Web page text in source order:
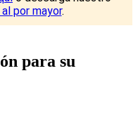
por mayor.
para su